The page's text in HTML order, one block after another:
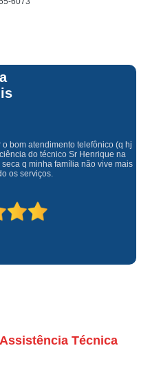
bom atendimento telefônico (q hj
do técnico Sr Henrique na
q minha família não vive mais
os serviços.
Técnica